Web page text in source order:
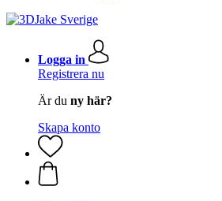
Logga in
Registrera nu
Är du ny här?
Skapa konto